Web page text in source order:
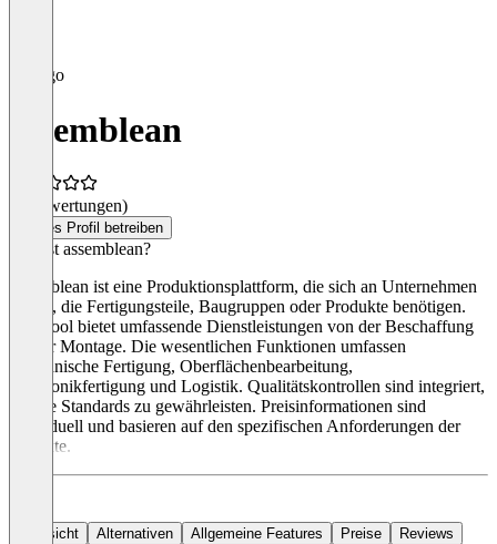
assemblean
(0 Bewertungen)
Dieses Profil betreiben
Was ist assemblean?
assemblean ist eine Produktionsplattform, die sich an Unternehmen
richtet, die Fertigungsteile, Baugruppen oder Produkte benötigen.
Das Tool bietet umfassende Dienstleistungen von der Beschaffung
bis zur Montage. Die wesentlichen Funktionen umfassen
mechanische Fertigung, Oberflächenbearbeitung,
Elektronikfertigung und Logistik. Qualitätskontrollen sind integriert,
um die Standards zu gewährleisten. Preisinformationen sind
individuell und basieren auf den spezifischen Anforderungen der
Projekte.
Übersicht Alternativen Allgemeine Features Preise Reviews